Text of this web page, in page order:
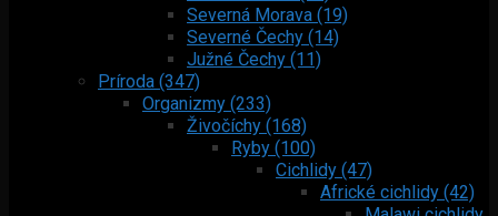
Severná Morava (19)
Severné Čechy (14)
Južné Čechy (11)
Príroda (347)
Organizmy (233)
Živočíchy (168)
Ryby (100)
Cichlidy (47)
Africké cichlidy (42)